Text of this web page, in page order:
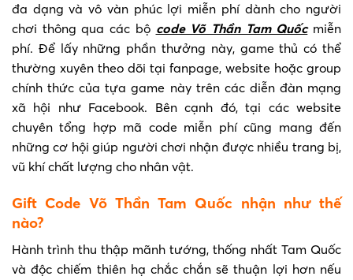
đa dạng và vô vàn phúc lợi miễn phí dành cho người
chơi thông qua các bộ code Võ Thần Tam Quốcmiễn
phí. Để lấy những phần thưởng này, game thủ có thể
thường xuyên theo dõi tại fanpage, website hoặc group
chính thức của tựa game này trên các diễn đàn mạng
xã hội như Facebook. Bên cạnh đó, tại các website
chuyên tổng hợp mã code miễn phí cũng mang đến
những cơ hội giúp người chơi nhận được nhiều trang bị,
vũ khí chất lượng cho nhân vật.
Gift Code Võ Thần Tam Quốc nhận như thế
nào?
Hành trình thu thập mãnh tướng, thống nhất Tam Quốc
và độc chiếm thiên hạ chắc chắn sẽ thuận lợi hơn nếu